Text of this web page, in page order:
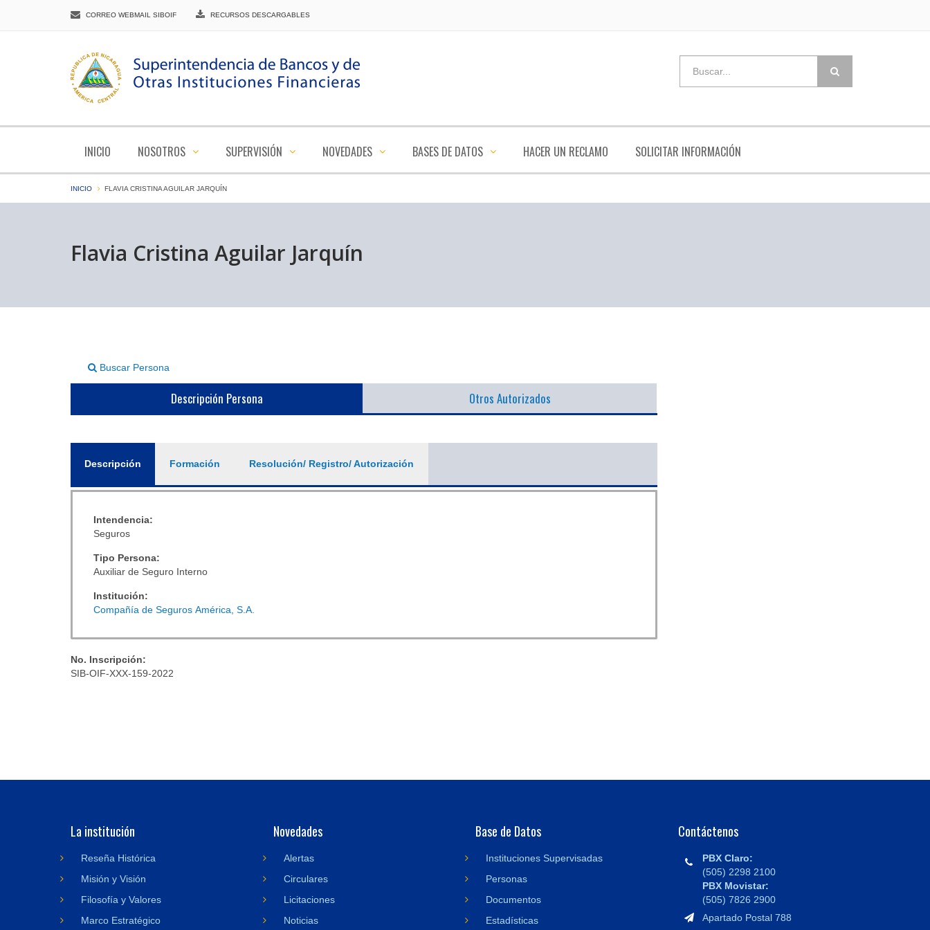
CORREO WEBMAIL SIBOIF RECURSOS DESCARGABLES
INICIO NOSOTROS SUPERVISIÓN NOVEDADES BASES DE DATOS HACER UN RECLAMO SOLICITAR INFORMACIÓN
INICIO FLAVIA CRISTINA AGUILAR JARQUÍN
Flavia Cristina Aguilar Jarquín
Buscar Persona
Descripción Persona Otros Autorizados
Descripción (solapaFormación Resolución/ Registro/ Autorización
Intendencia:
Seguros
Tipo Persona:
Auxiliar de Seguro Interno
Institución:
Compañía de Seguros América, S.A.
No. Inscripción:
SIB-OIF-XXX-159-2022
La institución
Reseña Histórica
Misión y Visión
Filosofía y Valores
Marco Estratégico
Novedades
Alertas
Circulares
Licitaciones
Noticias
Base de Datos
Instituciones Supervisadas
Personas
Documentos
Estadísticas
Contáctenos
PBX Claro:
(505) 2298 2100
PBX Movistar:
(505) 7826 2900
Apartado Postal 788